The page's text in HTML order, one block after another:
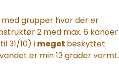
grupper hvor der er
2 med max. 6 kanoer
31/10) i meget beskyttet
er min 13 grader varmt.